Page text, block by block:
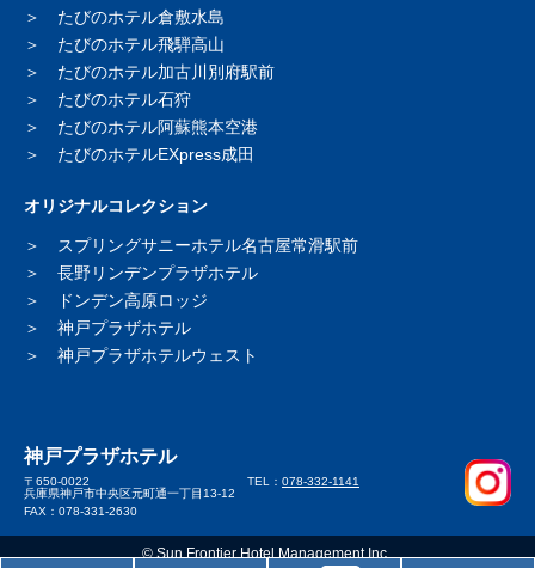
たびのホテル倉敷水島
たびのホテル飛騨高山
たびのホテル加古川別府駅前
たびのホテル石狩
たびのホテル阿蘇熊本空港
たびのホテルEXpress成田
オリジナルコレクション
スプリングサニーホテル名古屋常滑駅前
長野リンデンプラザホテル
ドンデン高原ロッジ
神戸プラザホテル
神戸プラザホテルウェスト
神戸プラザホテル
〒650-0022
兵庫県神戸市中央区元町通一丁目13-12
TEL： 078-332-1141
FAX：078-331-2630
© Sun Frontier Hotel Management Inc..